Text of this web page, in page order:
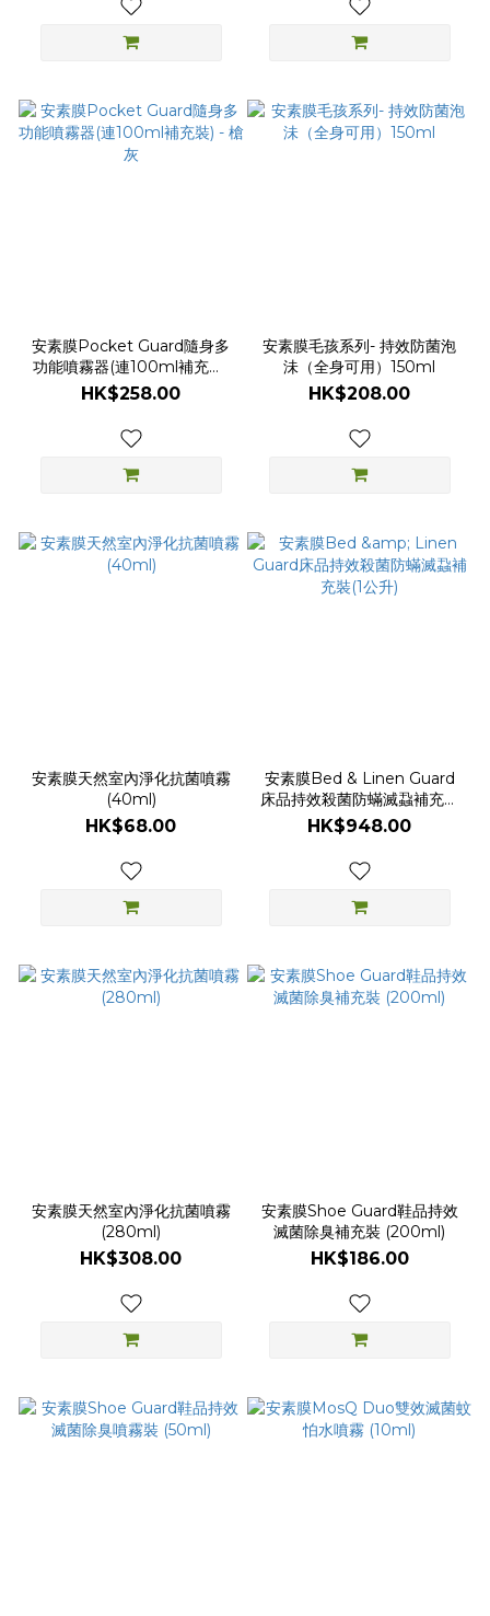
安素膜Pocket Guard隨身多
功能噴霧器(連100ml補充裝)
- 槍灰
HK$258.00
安素膜毛孩系列- 持效防菌泡
沬（全身可用）150ml
HK$208.00
安素膜天然室內淨化抗菌噴霧
(40ml)
HK$68.00
安素膜Bed & Linen Guard
床品持效殺菌防蟎滅蝨補充裝
(1公升)
HK$948.00
安素膜天然室內淨化抗菌噴霧
(280ml)
HK$308.00
安素膜Shoe Guard鞋品持效
滅菌除臭補充裝 (200ml)
HK$186.00